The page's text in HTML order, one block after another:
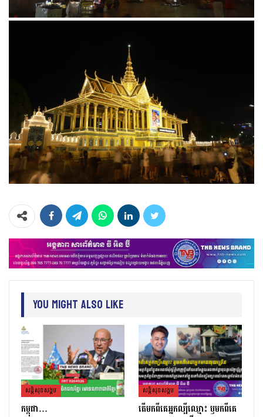
You Might Also Like
សន្តិសុខសង្គម
កម្ពុជា…
សន្តិសុខសង្គម
តេីមកពីគេអ្នកល្បីឈ្មោះ​ ឫមកពីគេ